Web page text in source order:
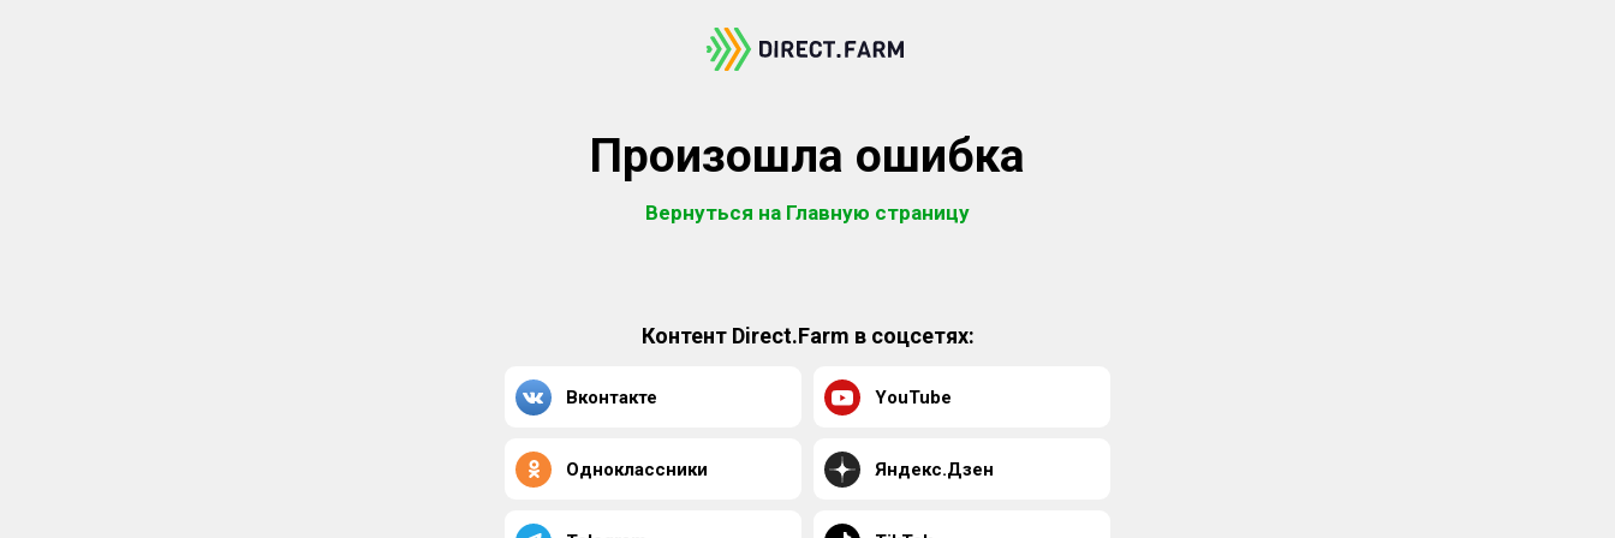
Произошла ошибка
Вернуться на Главную страницу
Контент Direct.Farm в соцсетях:
Вконтакте YouTube
Одноклассники Яндекс.Дзен